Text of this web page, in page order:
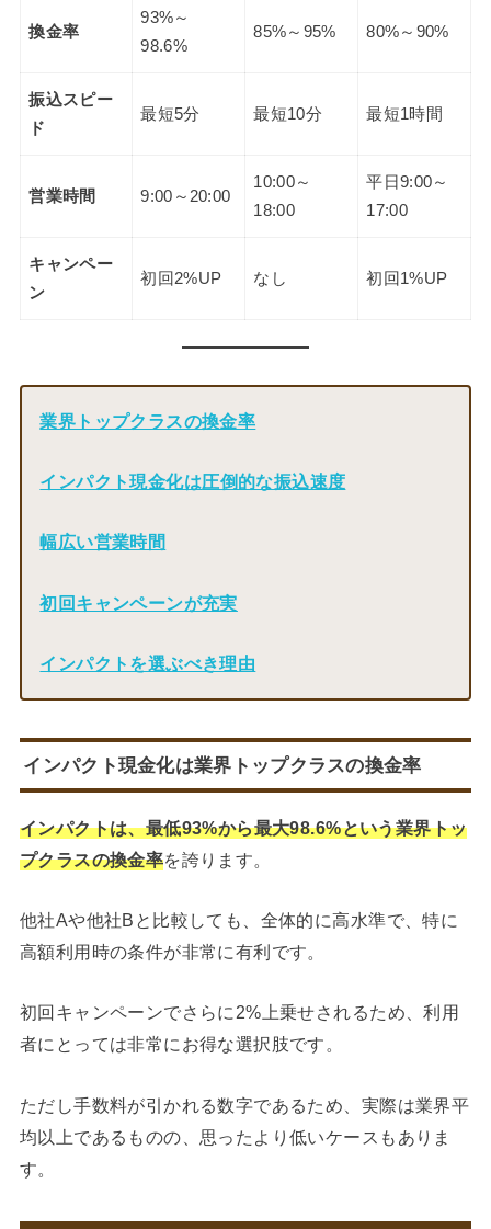
換金率
93%～
98.6%
85%～95% 80%～90%
振込スピー
ド
最短5分 最短10分 最短1時間
営業時間 9:00～20:00
10:00～
18:00
平日9:00～
17:00
キャンペー
ン
初回2%UP なし 初回1%UP
業界トップクラスの換金率
インパクト現金化は圧倒的な振込速度
幅広い営業時間
初回キャンペーンが充実
インパクトを選ぶべき理由
インパクト現金化は業界トップクラスの換金率
インパクトは、最低93%から最大98.6%という業界トッ
プクラスの換金率を誇ります。
他社Aや他社Bと比較しても、全体的に高水準で、特に
高額利用時の条件が非常に有利です。
初回キャンペーンでさらに2%上乗せされるため、利用
者にとっては非常にお得な選択肢です。
ただし手数料が引かれる数字であるため、実際は業界平
均以上であるものの、思ったより低いケースもありま
す。